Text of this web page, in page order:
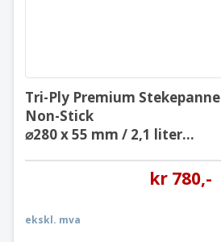
Tri-Ply Premium Stekepanne
Non-Stick
⌀280 x 55 mm / 2,1 liter
kr 780,-
ekskl. mva